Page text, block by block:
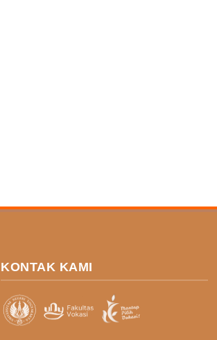
KONTAK KAMI